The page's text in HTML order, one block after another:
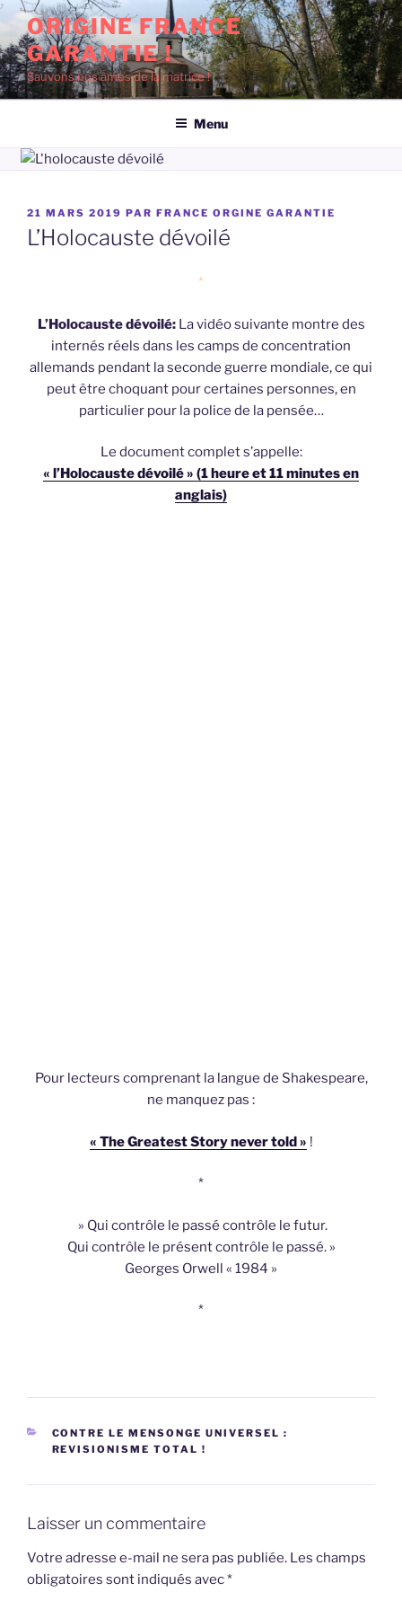
Aller
contenu
principal
ORIGINE FRANCE
GARANTIE !
Sauvons nos âmes de la matrice !
Menu
PUBLIÉ
LE
21 MARS 2019 PAR FRANCE ORGINE GARANTIE
L’Holocauste dévoilé
*
L’Holocauste dévoilé:La vidéo suivante montre des
internés réels dans les camps de concentration
allemands pendant la seconde guerre mondiale, ce qui
peut être choquant pour certaines personnes, en
particulier pour la police de la pensée…
Le document complet s’appelle:
« l’Holocauste dévoilé » (1 heure et 11 minutes en
anglais)
Pour lecteurs comprenant la langue de Shakespeare,
ne manquez pas :
« The Greatest Story never told » !
*
» Qui contrôle le passé contrôle le futur.
Qui contrôle le présent contrôle le passé. »
Georges Orwell « 1984 »
*
CATÉGORIES
CONTRE LE MENSONGE UNIVERSEL :
REVISIONISME TOTAL !
Laisser un commentaire
Votre adresse e-mail ne sera pas publiée. Les champs
obligatoires sont indiqués avec*